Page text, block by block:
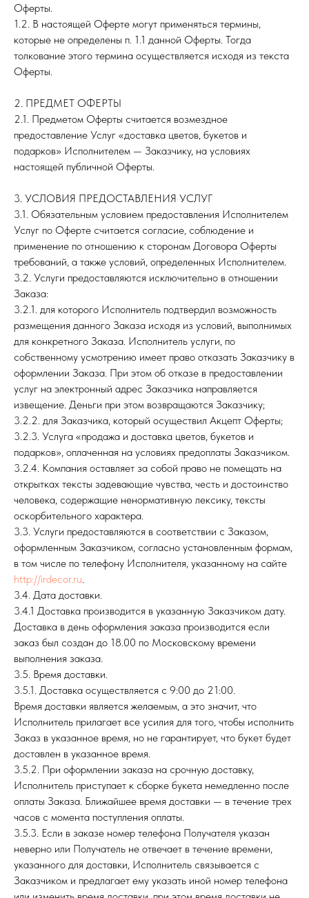
Оферты.
1.2. В настоящей Оферте могут применяться термины,
которые не определены п. 1.1 данной Оферты. Тогда
толкование этого термина осуществляется исходя из текста
Оферты.
2. ПРЕДМЕТ ОФЕРТЫ
2.1. Предметом Оферты считается возмездное
предоставление Услуг «доставка цветов, букетов и
подарков» Исполнителем — Заказчику, на условиях
настоящей публичной Оферты.
3. УСЛОВИЯ ПРЕДОСТАВЛЕНИЯ УСЛУГ
3.1. Обязательным условием предоставления Исполнителем
Услуг по Оферте считается согласие, соблюдение и
применение по отношению к сторонам Договора Оферты
требований, а также условий, определенных Исполнителем.
3.2. Услуги предоставляются исключительно в отношении
Заказа:
3.2.1. для которого Исполнитель подтвердил возможность
размещения данного Заказа исходя из условий, выполнимых
для конкретного Заказа. Исполнитель услуги, по
собственному усмотрению имеет право отказать Заказчику в
оформлении Заказа. При этом об отказе в предоставлении
услуг на электронный адрес Заказчика направляется
извещение. Деньги при этом возвращаются Заказчику;
3.2.2. для Заказчика, который осуществил Акцепт Оферты;
3.2.3. Услуга «продажа и доставка цветов, букетов и
подарков», оплаченная на условиях предоплаты Заказчиком.
3.2.4. Компания оставляет за собой право не помещать на
открытках тексты задевающие чувства, честь и достоинство
человека, содержащие ненормативную лексику, тексты
оскорбительного характера.
3.3. Услуги предоставляются в соответствии с Заказом,
оформленным Заказчиком, согласно установленным формам,
в том числе по телефону Исполнителя, указанному на сайте
http://irdecor.ru.
3.4. Дата доставки.
3.4.1 Доставка производится в указанную Заказчиком дату.
Доставка в день оформления заказа производится если
заказ был создан до 18.00 по Московскому времени
выполнения заказа.
3.5. Время доставки.
3.5.1. Доставка осуществляется с 9:00 до 21:00.
Время доставки является желаемым, а это значит, что
Исполнитель прилагает все усилия для того, чтобы исполнить
Заказ в указанное время, но не гарантирует, что букет будет
доставлен в указанное время.
3.5.2. При оформлении заказа на срочную доставку,
Исполнитель приступает к сборке букета немедленно после
оплаты Заказа. Ближайшее время доставки — в течение трех
часов с момента поступления оплаты.
3.5.3. Если в заказе номер телефона Получателя указан
неверно или Получатель не отвечает в течение времени,
указанного для доставки, Исполнитель связывается с
Заказчиком и предлагает ему указать иной номер телефона